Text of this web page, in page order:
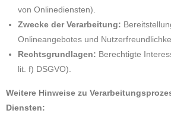
von Onlinediensten).
Zwecke der Verarbeitung:
Onlineangebotes und
Rechtsgrundlagen: Berechtigte
lit. f) DSGVO).
Weitere Hinweise zu
Diensten: